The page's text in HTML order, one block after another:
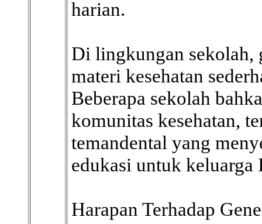
harian.
Di lingkungan sekolah,
materi kesehatan
Beberapa sekolah
komunitas kesehatan,
temandental yang
edukasi untuk keluarga
Harapan Terhadap